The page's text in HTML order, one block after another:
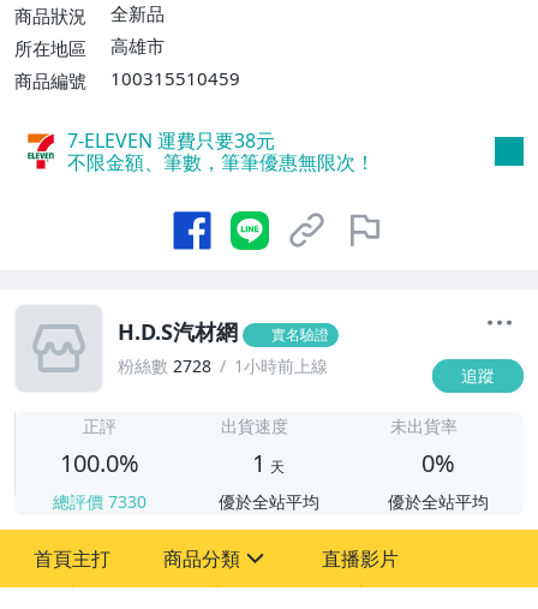
商品狀況
全新品
所在地區
高雄市
商品編號
100315510459
7-ELEVEN 運費只要38元
不限金額、筆數，筆筆優惠無限次！
H.D.S汽材網 實名驗證
粉絲數 2728 1小時前上線 追蹤
正評
100.0%
總評價 7330
出貨速度
1 天
優於全站平均
未出貨率
0%
優於全站平均
首頁主打 商品分類 直播影片